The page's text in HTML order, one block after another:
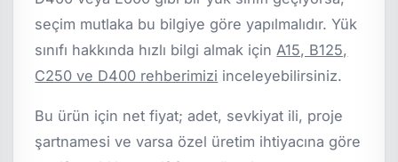
seçim mutlaka bu bilgiye göre yapılmalıdır. Yük
sınıfı hakkında hızlı bilgi almak için A15, B125,
C250 ve D400 rehberimizi inceleyebilirsiniz.
Bu ürün için net fiyat; adet, sevkiyat ili, proje
şartnamesi ve varsa özel üretim ihtiyacına göre